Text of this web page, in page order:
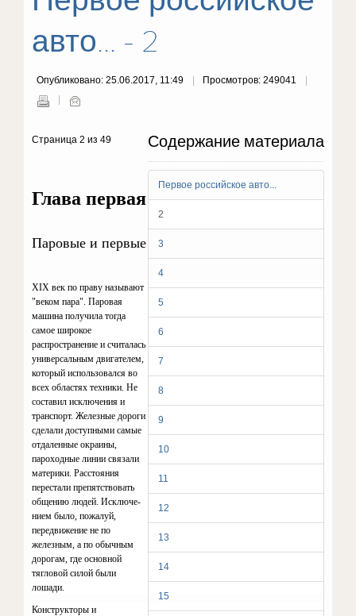
авто... - 2
Опубликовано: 25.06.2017, 11:49 Просмотров: 249041
Содержание материала
Первое российское авто...
2
3
4
5
6
7
8
9
10
11
12
13
14
15
Страница 2 из 49
Глава первая
Паровые и первые
XIX век по праву называют
"ве­ком пара". Паровая
машина по­лучила тогда
самое широкое
распространение и считалась
универсаль­ным двигателем,
который использо­вался во
всех областях техники. Не
составил исключения и
транспорт. Железные дороги
сделали доступ­ными самые
отдаленные окраины,
пароходные линии связали
матери­ки. Расстояния
перестали препятст­вовать
общению людей. Исключе­
нием было, пожалуй,
передвижение не по
железным, а по обычным
доро­гам, где основной
тягловой силой были
лошади.
Конструкторы и